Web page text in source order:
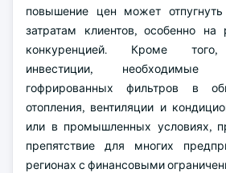
повышение цен может отпугнуть
затратам клиентов, особенно
конкуренцией. Кроме того,
инвестиции, необходимые
гофрированных фильтров в
отопления, вентиляции и
или в промышленных условиях,
препятствие для многих
регионах с финансовыми